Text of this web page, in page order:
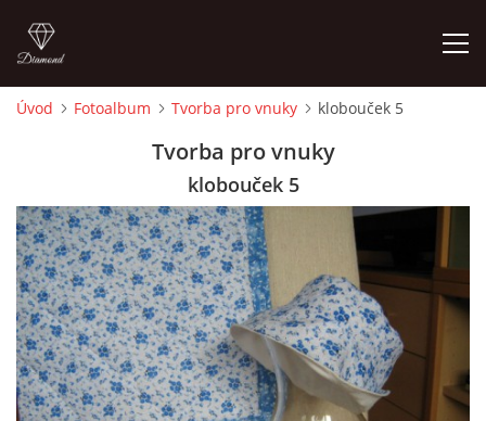
CEDULKY
MOJE POSLEDNÍ PRÁCE
Úvod Fotoalbum Tvorba pro vnuky klobouček 5
Tvorba pro vnuky
klobouček 5